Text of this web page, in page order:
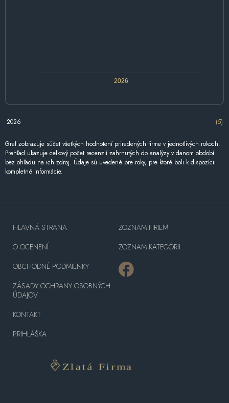
2026
2026 (5)
Graf zobrazuje súčet všetkých hodnotení priradených firme v jednotlivých rokoch.
Prehľad ukazuje celkový počet recenzií zahrnutých do analýzy v danom období
bez ohľadu na ich zdroj. Údaje sú uvedené pre roky, pre ktoré boli k dispozícii
kompletné informácie.
HLAVNÁ STRANA
O OCENENÍ
OBCHODNÉ PODMIENKY
ZÁSADY OCHRANY OSOBNÝCH
ÚDAJOV
KONTAKT
PRIHLÁŠKA
ZOZNAM FIRIEM
ZOZNAM KATEGÓRII